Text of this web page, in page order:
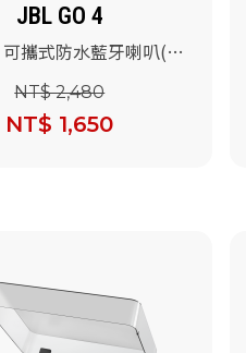
JBL GO 4
攜式防水藍牙喇叭(迷
NT$ 2,480
NT$ 1,650